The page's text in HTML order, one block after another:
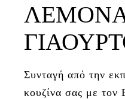
Συνταγή από την
κουζίνα σας με τον